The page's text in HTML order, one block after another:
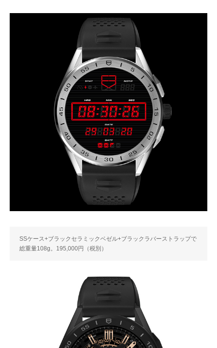
SSケース+ブラックセラミックベゼル+ブラックラバーストラップで
総重量108g。195,000円（税別）